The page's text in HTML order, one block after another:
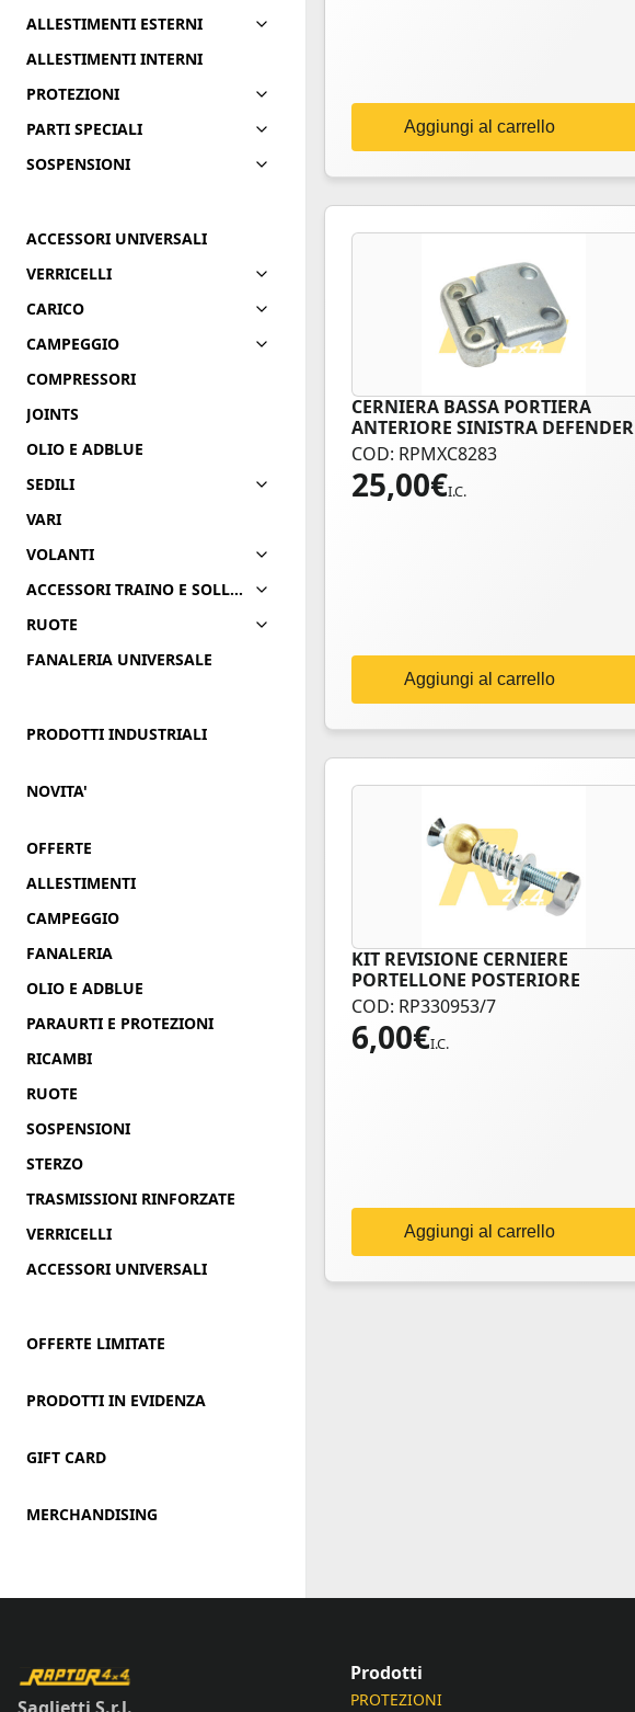
ALLESTIMENTI ESTERNI
ALLESTIMENTI INTERNI
PROTEZIONI
PARTI SPECIALI
SOSPENSIONI
ACCESSORI UNIVERSALI
VERRICELLI
CARICO
CAMPEGGIO
COMPRESSORI
JOINTS
OLIO E ADBLUE
SEDILI
VARI
VOLANTI
ACCESSORI TRAINO E SOLLEVAMENTO
RUOTE
FANALERIA UNIVERSALE
PRODOTTI INDUSTRIALI
NOVITA'
OFFERTE
ALLESTIMENTI
CAMPEGGIO
FANALERIA
OLIO E ADBLUE
PARAURTI E PROTEZIONI
RICAMBI
RUOTE
SOSPENSIONI
STERZO
TRASMISSIONI RINFORZATE
VERRICELLI
ACCESSORI UNIVERSALI
OFFERTE LIMITATE
PRODOTTI IN EVIDENZA
GIFT CARD
MERCHANDISING
Aggiungi al carrello
CERNIERA BASSA PORTIERA
ANTERIORE SINISTRA DEFENDER
COD: RPMXC8283
25,00€I.C.
Aggiungi al carrello
KIT REVISIONE CERNIERE
PORTELLONE POSTERIORE
COD: RP330953/7
6,00€I.C.
Aggiungi al carrello
Prodotti
PROTEZIONI